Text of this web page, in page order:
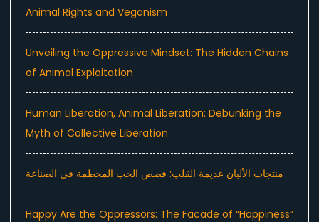
Animal Rights and Veganism
Unveiling the Oppressive Mindset: The Hidden Chains
of Animal Exploitation
Human Liberation, Animal Liberation: Debunking the
Myth of Collective Liberation
منتجات الألبان عديمة القلب: قصص الحب المحطمة في الصناعة
Happy Are the Oppressors: The Facade of “Happiness”